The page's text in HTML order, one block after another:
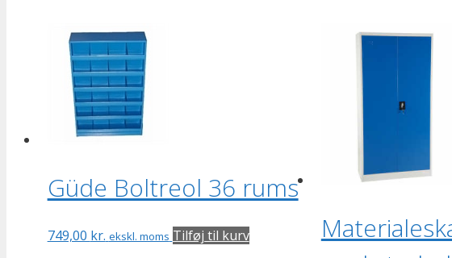
Güde Boltreol 36 rums
749,00 kr. ekskl. moms Tilføj til kurv